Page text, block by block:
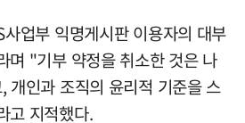
업부 익명게시판 이용자의 대부
며 "기부 약정을 취소한 것은 나
개인과 조직의 윤리적 기준을 스
고 지적했다.